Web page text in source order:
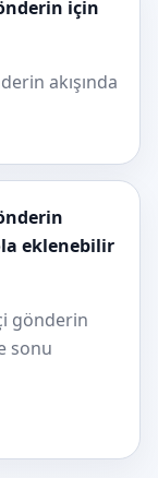
için
akışında
eklenebilir
gönderin
sonu